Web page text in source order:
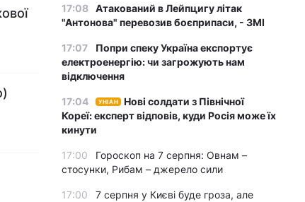
17:08 Атакований в Лейпцигу літак
"Антонова" перевозив боєприпаси, - ЗМІ
17:07
Попри спеку Україна експортує
електроенергію: чи загрожують нам
відключення
17:04 УНІАН
Нові солдати з Північної
Кореї: експерт відповів, куди Росія може їх
кинути
17:00
Гороскоп на 7 серпня: Овнам –
стосунки, Рибам – джерело сили
17:00
7 серпня у Києві буде гроза, але